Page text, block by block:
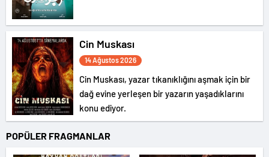
Cin Muskası
14 Ağustos 2026
Cin Muskası, yazar tıkanıklığını aşmak için bir
dağ evine yerleşen bir yazarın yaşadıklarını
konu ediyor.
POPÜLER FRAGMANLAR